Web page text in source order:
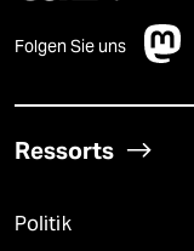
Folgen Sie uns
Ressorts
Politik